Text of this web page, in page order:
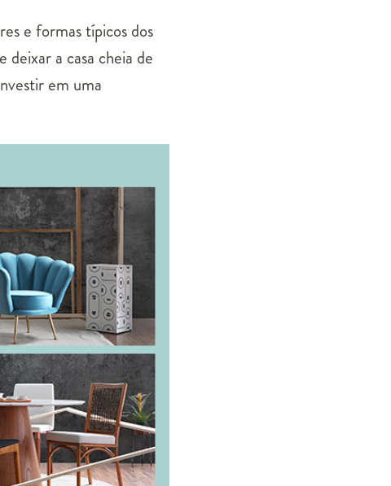
e formas típicos dos
a casa cheia de
em uma